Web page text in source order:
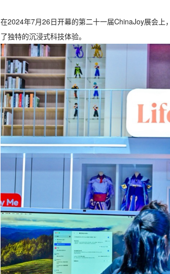
在2024年7月26日开幕的第二十一届ChinaJoy展会
了独特的沉浸式科技体验。